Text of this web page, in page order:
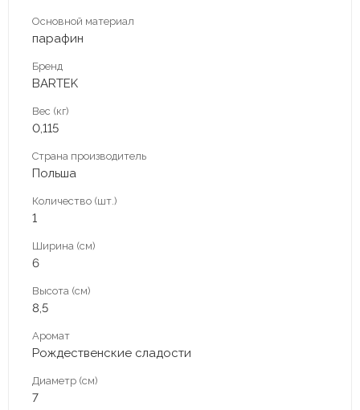
Основной материал
парафин
Бренд
BARTEK
Вес (кг)
0,115
Страна производитель
Польша
Количество (шт.)
1
Ширина (см)
6
Высота (см)
8,5
Аромат
Рождественские сладости
Диаметр (см)
7